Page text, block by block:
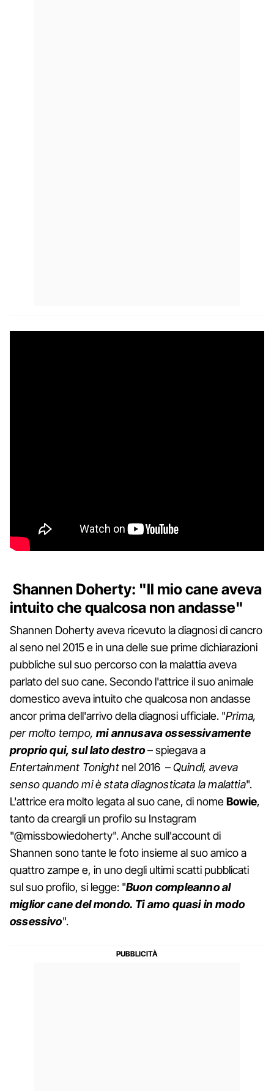
Shannen Doherty: "Il mio cane aveva
intuito che qualcosa non andasse"
Shannen Doherty aveva ricevuto la diagnosi di cancro
al seno nel 2015 e in una delle sue prime dichiarazioni
pubbliche sul suo percorso con la malattia aveva
parlato del suo cane. Secondo l'attrice il suo animale
domestico aveva intuito che qualcosa non andasse
ancor prima dell'arrivo della diagnosi ufficiale. "Prima,
per molto tempo,mi annusava ossessivamente
proprio qui, sul lato destro– spiegava a
Entertainment Tonightnel 2016 –Quindi, aveva
senso quando mi è stata diagnosticata la malattia".
L'attrice era molto legata al suo cane, di nomeBowie,
tanto da creargli un profilo su Instagram
"@missbowiedoherty". Anche sull'account di
Shannen sono tante le foto insieme al suo amico a
quattro zampe e, in uno degli ultimi scatti pubblicati
sul suo profilo, si legge: "Buon compleanno al
miglior cane del mondo. Ti amo quasi in modo
ossessivo".